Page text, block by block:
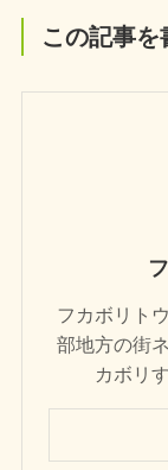
この記事を
フカボリト
部地方の街
カボリ